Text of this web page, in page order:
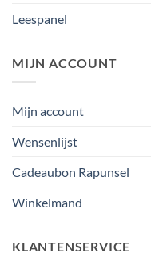
Leespanel
MIJN ACCOUNT
Mijn account
Wensenlijst
Cadeaubon Rapunsel
Winkelmand
KLANTENSERVICE